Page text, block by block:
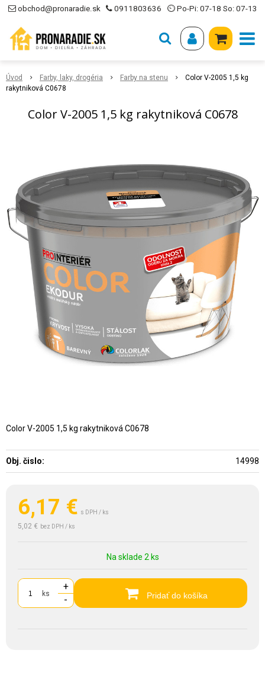
obchod@pronaradie.sk 0911803636 ⏲ Po-Pi: 07-18 So: 07-13
Úvod Farby, laky, drogéria Farby na stenu
Color V-2005 1,5 kg
rakytniková C0678
Color V-2005 1,5 kg rakytniková C0678
6,17 € s DPH / ks
5,02 € bez DPH / ks
Na sklade 2 ks
ks
+
-
Pridať do košíka
Color V-2005 1,5 kg rakytniková C0678
Obj. čislo: 14998